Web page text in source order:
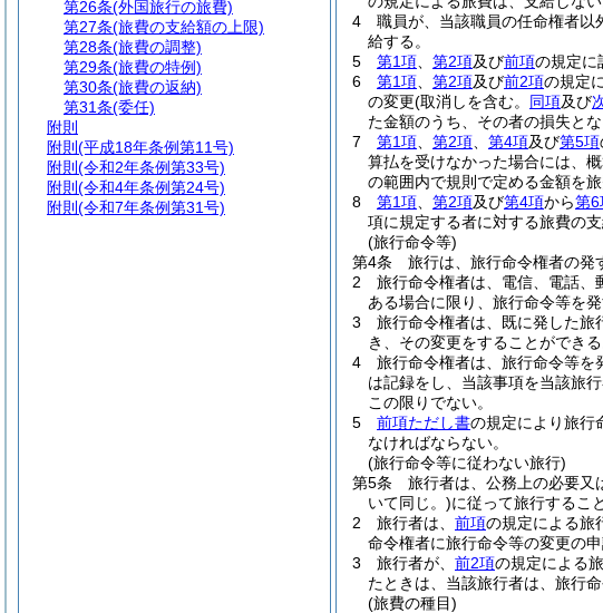
4
職員が、当該職員の任命権者以
給する。
5
第1項 第2項及び前項の規定に
6
第1項 第2項及び前2項の規定
の変更(取消しを含む。 同項及び
た金額のうち、その者の損失と
7
第1項 第2項 第4項及び第5項
算払を受けなかった場合には、
の範囲内で規則で定める金額を
8
第1項 第2項及び第4項から第6
項に規定する者に対する旅費の
(旅行命令等)
第4条
旅行は、旅行命令権者の発
2
旅行命令権者は、電信、電話
ある場合に限り、旅行命令等を発
3
旅行命令権者は、既に発した旅
き、その変更をすることができる
4
旅行命令権者は、旅行命令等
は記録をし、当該事項を当該旅
この限りでない。
5
前項ただし書の規定により旅行
なければならない。
(旅行命令等に従わない旅行)
第5条
旅行者は、公務上の必要又
いて同じ。)に従って旅行するこ
2
旅行者は、 前項の規定による旅
命令権者に旅行命令等の変更の
3
旅行者が、 前2項の規定による
たときは、当該旅行者は、旅行
(旅費の種目)
第26条(外国旅行の旅費)
第27条(旅費の支給額の上限)
第28条(旅費の調整)
第29条(旅費の特例)
第30条(旅費の返納)
第31条(委任)
附則
附則 (平成18年条例第11号)
附則 (令和2年条例第33号)
附則 (令和4年条例第24号)
附則 (令和7年条例第31号)